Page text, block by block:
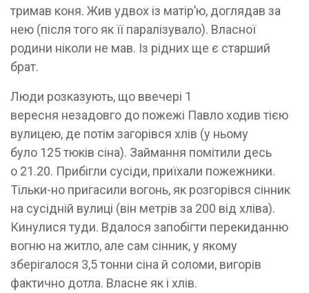
тримав коня. Жив удвох із матір’ю, доглядав за
нею (після того як її паралізувало). Власної
родини ніколи не мав. Із рідних ще є старший
брат.
Люди розказують, що ввечері 1
вересня незадовго до пожежі Павло ходив тією
вулицею, де потім загорівся хлів (у ньому
було 125 тюків сіна). Займання помітили десь
о 21.20. Прибігли сусіди, приїхали пожежники.
Тільки-но пригасили вогонь, як розгорівся сінник
на сусідній вулиці (він метрів за 200 від хліва).
Кинулися туди. Вдалося запобігти перекиданню
вогню на житло, але сам сінник, у якому
зберігалося 3,5 тонни сіна й соломи, вигорів
фактично дотла. Власне як і хлів.